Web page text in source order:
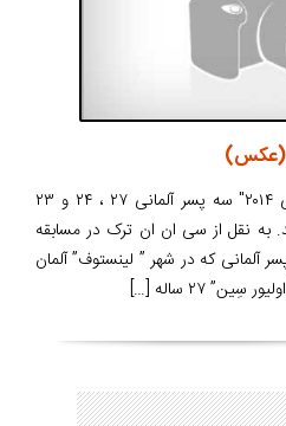
(عکس)
در مسابقه امسال ” مستر جرمنی ۲۰۱۴″ سه پسر آلمانی ۲۷ ، ۲۴ و ۲۳
به نقل از سی ان ان ترک در مسابقه
که در شهر ” لینستوف” آلمان